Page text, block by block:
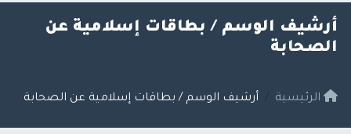
أرشيف الوسم / بطاقات إسلامية عن
الصحابة
الرئيسية أرشيف الوسم / بطاقات إسلامية عن الصحابة